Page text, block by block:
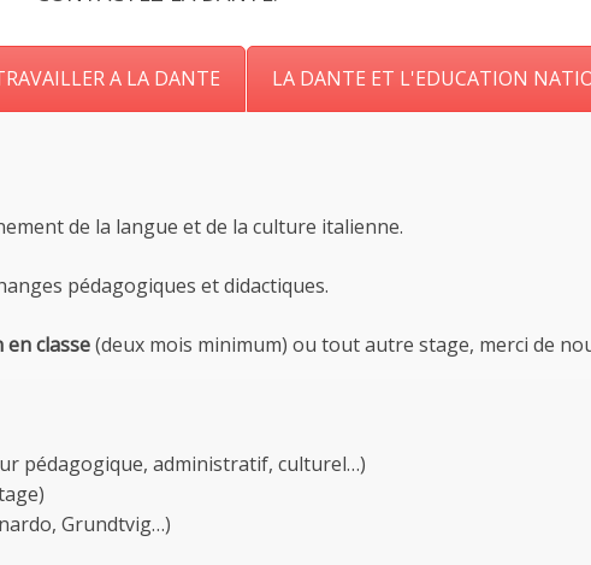
A LA DANTE LA DANTE ET L'EDUCATION
de la langue et de la culture italienne.
pédagogiques et didactiques.
en classe(deux mois minimum) ou tout autre stage, merci de
pédagogique, administratif, culturel…)
Grundtvig…)